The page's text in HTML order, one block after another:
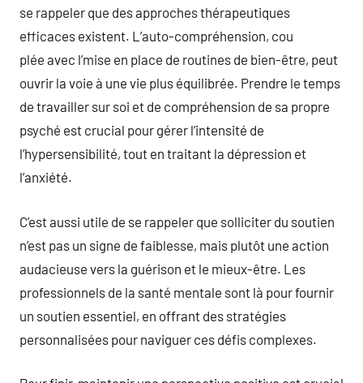
se rappeler que des approches thérapeutiques
efficaces existent. L’auto-compréhension, cou
plée avec l’mise en place de routines de bien-être, peut
ouvrir la voie à une vie plus équilibrée. Prendre le temps
de travailler sur soi et de compréhension de sa propre
psyché est crucial pour gérer l’intensité de
l’hypersensibilité, tout en traitant la dépression et
l’anxiété.
C’est aussi utile de se rappeler que solliciter du soutien
n’est pas un signe de faiblesse, mais plutôt une action
audacieuse vers la guérison et le mieux-être. Les
professionnels de la santé mentale sont là pour fournir
un soutien essentiel, en offrant des stratégies
personnalisées pour naviguer ces défis complexes.